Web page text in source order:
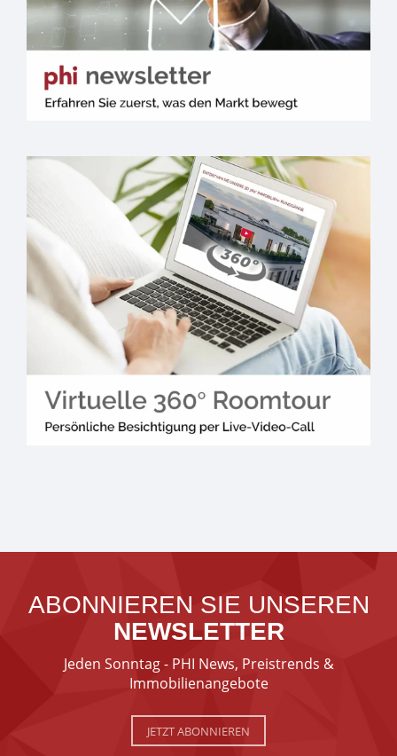
ABONNIEREN SIE UNSEREN
NEWSLETTER
Jeden Sonntag - PHI News, Preistrends &
Immobilienangebote
JETZT ABONNIEREN